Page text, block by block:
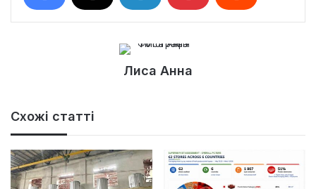
Лиса Анна
Схожі статті